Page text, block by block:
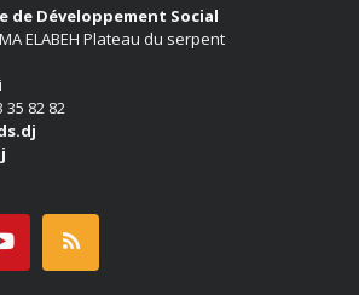
de Développement Social
ELABEH Plateau du serpent
35 82 82